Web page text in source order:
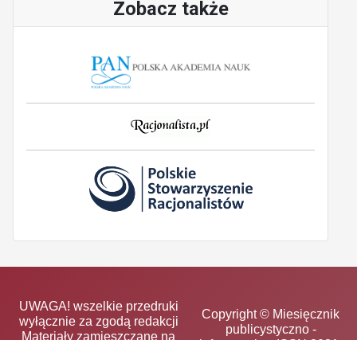
Zobacz także
UWAGA! wszelkie przedruki
wyłącznie za zgodą redakcji
Materiały zamieszczane na
Copyright © Miesięcznik
publicystyczno -